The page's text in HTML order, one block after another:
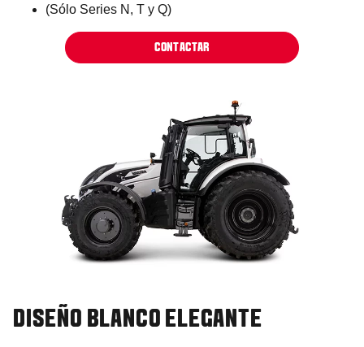
(Sólo Series N, T y Q)
CONTACTAR
DISEÑO BLANCO ELEGANTE